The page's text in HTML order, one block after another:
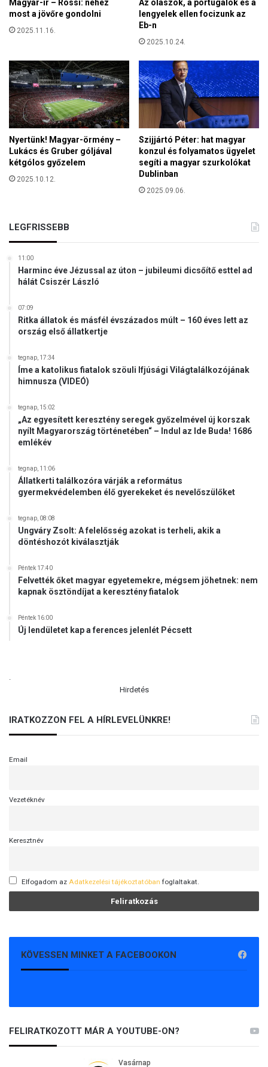
t
l
e
n
i
t
á
m
a
d
á
l
k
a
l
e
k
g
a
z
d
a
g
o
d
t
s
z
á
k
Magyar-ír – Rossi: nehéz
most a jövőre gondolni
2025.11.16.
Az olaszok, a portugálok és a
lengyelek ellen focizunk az
Eb-n
2025.10.24.
Nyertünk! Magyar-örmény –
Lukács és Gruber góljával
kétgólos győzelem
2025.10.12.
Szijjártó Péter: hat magyar
konzul és folyamatos ügyelet
segíti a magyar szurkolókat
Dublinban
2025.09.06.
LEGFRISSEBB
11:00
Harminc éve Jézussal az úton – jubileumi dicsőítő esttel ad
hálát Csiszér László
07:09
Ritka állatok és másfél évszázados múlt – 160 éves lett az
ország első állatkertje
tegnap, 17:34
Íme a katolikus fiatalok szöuli Ifjúsági Világtalálkozójának
himnusza (VIDEÓ)
tegnap, 15:02
„Az egyesített keresztény seregek győzelmével új korszak
nyílt Magyarország történetében“ – Indul az Ide Buda! 1686
emlékév
tegnap, 11:06
Állatkerti találkozóra várják a református
gyermekvédelemben élő gyerekeket és nevelőszülőket
tegnap, 08:08
Ungváry Zsolt: A felelősség azokat is terheli, akik a
döntéshozót kiválasztják
Péntek 17:40
Felvették őket magyar egyetemekre, mégsem jöhetnek: nem
kapnak ösztöndíjat a keresztény fiatalok
Péntek 16:00
Új lendületet kap a ferences jelenlét Pécsett
Hirdetés
IRATKOZZON FEL A HÍRLEVELÜNKRE!
Email
Vezetéknév
Keresztnév
Elfogadom az Adatkezelési tájékoztatóban foglaltakat.
KÖVESSEN MINKET A FACEBOOKON
FELIRATKOZOTT MÁR A YOUTUBE-ON?